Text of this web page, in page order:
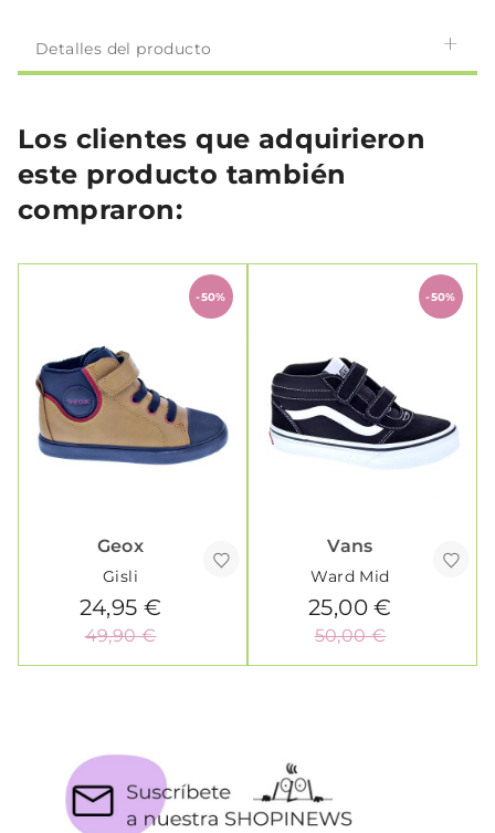
Detalles del producto
Los clientes que adquirieron
este producto también
compraron:
-50%
Geox
Gisli
24,95 €
49,90 €
-50%
Vans
Ward Mid
25,00 €
50,00 €